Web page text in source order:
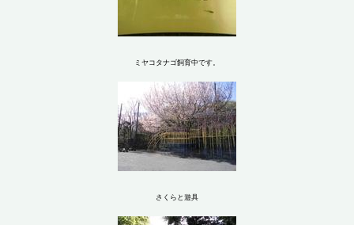
ミヤコタナゴ飼育中です。
さくらと遊具